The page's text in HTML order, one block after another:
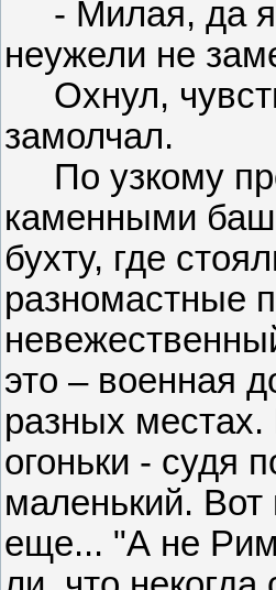
- Милая, да я
неужели не
Охнул,
замолчал.
По узкому
каменными
бухту, где
разномастные
это – военная
разных
огоньки - судя
маленький.
еще... "А не Рим